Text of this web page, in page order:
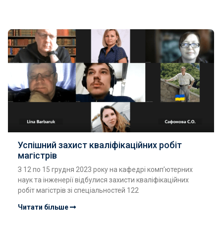
Успішний захист кваліфікаційних робіт
магістрів
З 12 по 15 грудня 2023 року на кафедрі комп’ютерних
наук та інженерії відбулися захисти кваліфікаційних
робіт магістрів зі спеціальностей 122
Читати більше